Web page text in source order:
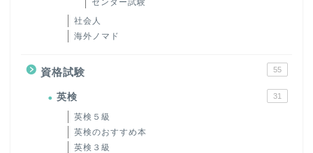
センター試験
社会人
海外ノマド
資格試験 55
英検 31
英検５級
英検のおすすめ本
英検３級